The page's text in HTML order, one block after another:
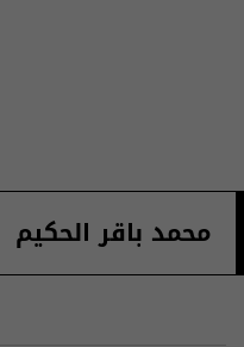
محمد باقر الحكيم